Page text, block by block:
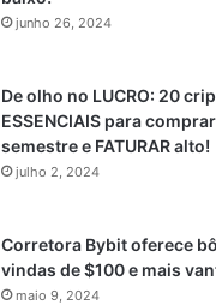
junho 26, 2024
De olho no LUCRO: 20
ESSENCIAIS para
semestre e FATURAR alto!
julho 2, 2024
Corretora Bybit oferece
vindas de $100 e mais
maio 9, 2024